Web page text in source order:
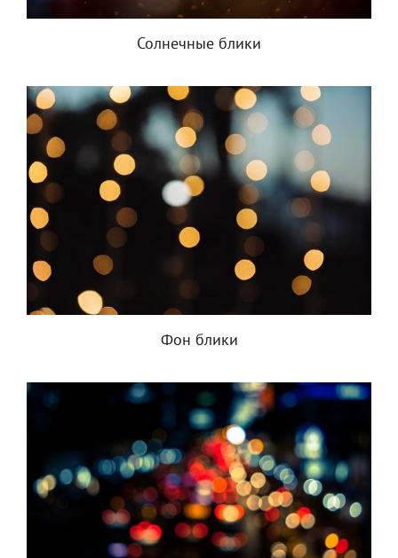
Солнечные блики
Фон блики